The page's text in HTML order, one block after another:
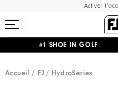
Activer
#1 SHOE IN GOLF
Accueil
FJ HydroSeries